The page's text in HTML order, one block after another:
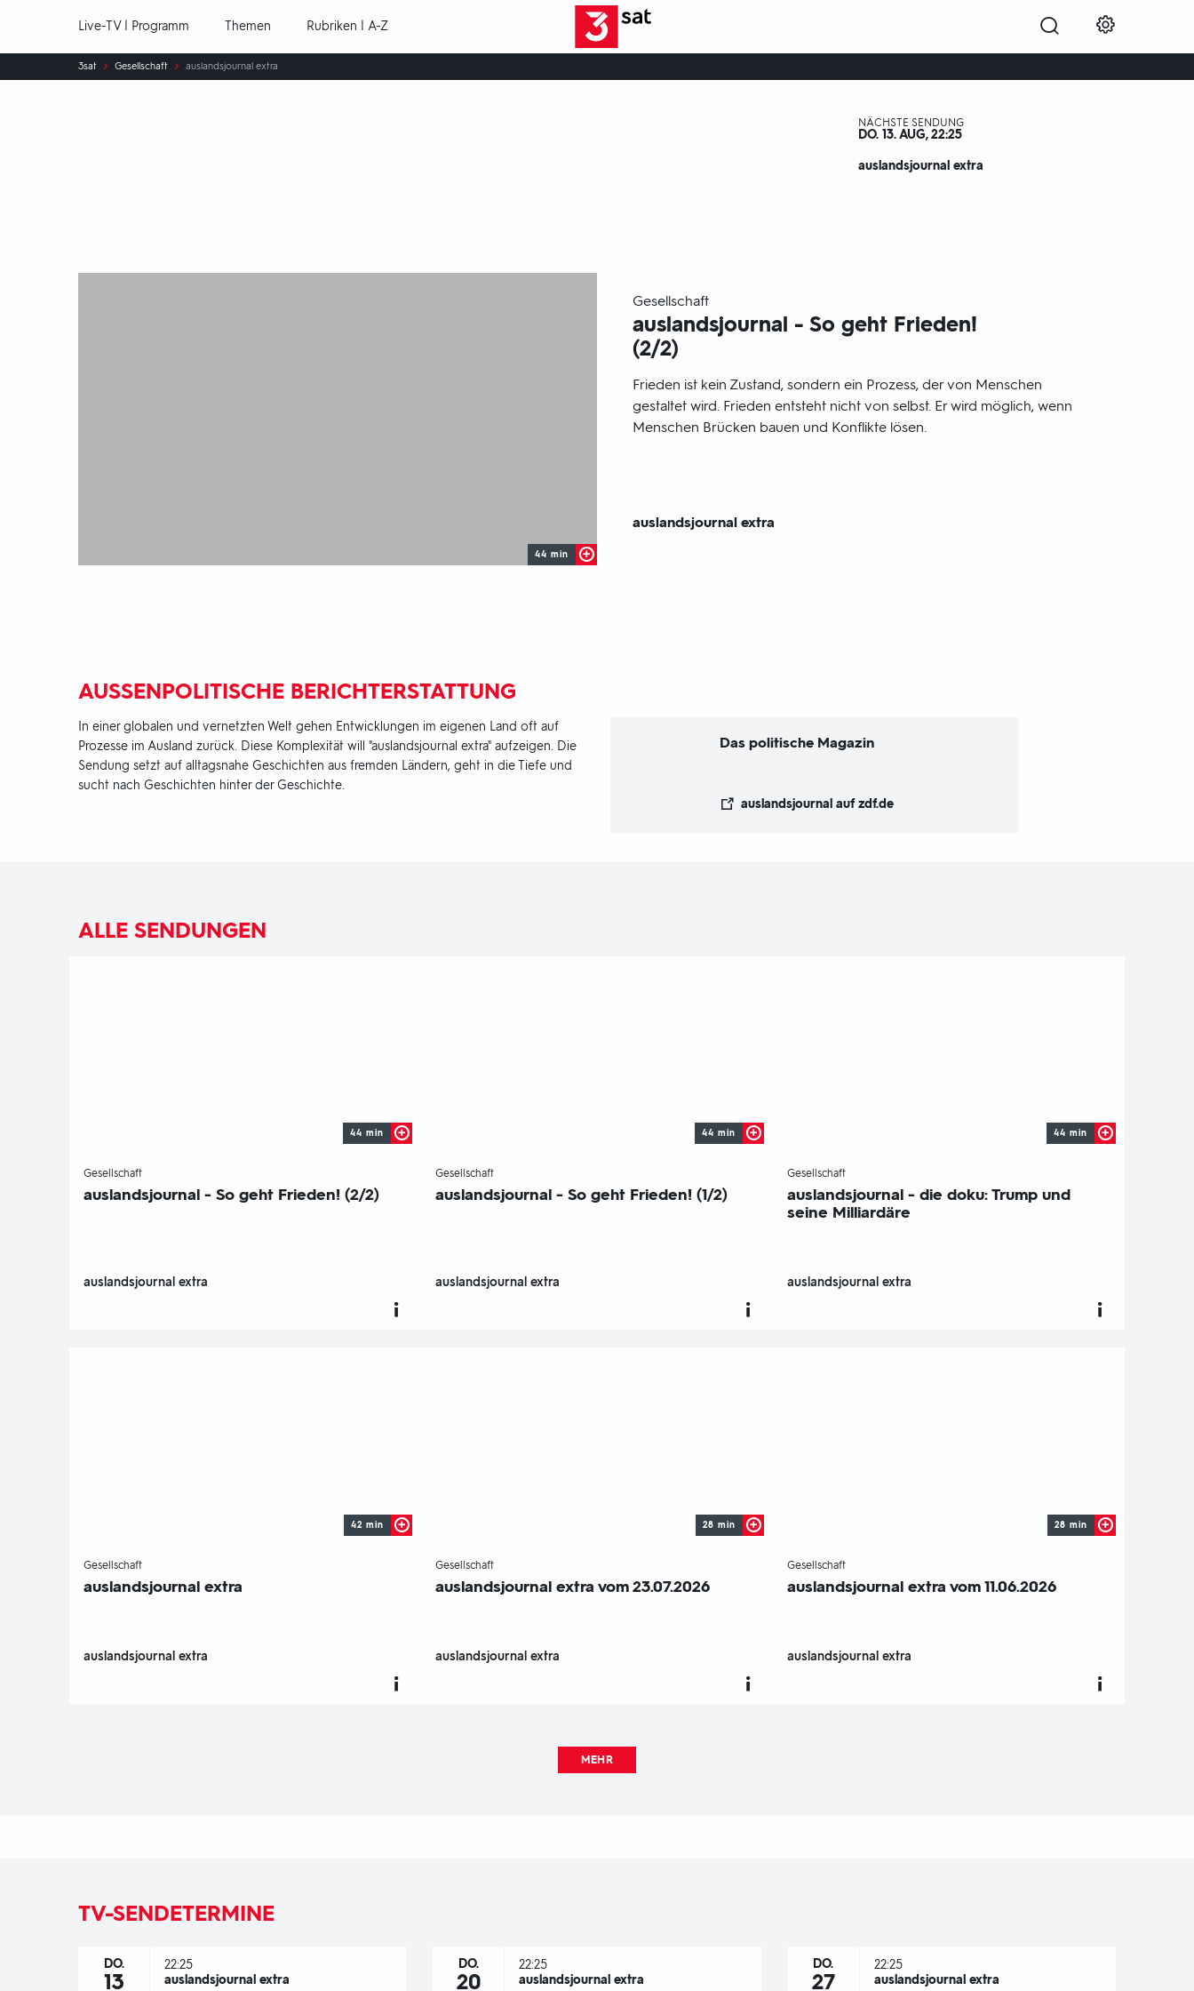
Live-TV | Programm Themen Rubriken | A-Z
Sie
sind
3sat Gesellschaft auslandsjournal extra
NÄCHSTE SENDUNG
DO. 13. AUG, 22:25
auslandsjournal extra
44 min
Gesellschaft-
auslandsjournal - So geht Frieden!
(2/2)
Frieden ist kein Zustand, sondern ein Prozess, der von Menschen
gestaltet wird. Frieden entsteht nicht von selbst. Er wird möglich, wenn
Menschen Brücken bauen und Konflikte lösen.
Sendungsbereich:
auslandsjournal extra
AUSSENPOLITISCHE BERICHTERSTATTUNG
In einer globalen und vernetzten Welt gehen Entwicklungen im eigenen Land oft auf
Prozesse im Ausland zurück. Diese Komplexität will "auslandsjournal extra" aufzeigen. Die
Sendung setzt auf alltagsnahe Geschichten aus fremden Ländern, geht in die Tiefe und
sucht nach Geschichten hinter der Geschichte.
Das politische Magazin
auslandsjournal auf zdf.de
ALLE SENDUNGEN
Gesellschaft-
auslandsjournal - So geht Frieden! (2/2)
auslandsjournal extra
44 min
Gesellschaft-
auslandsjournal - So geht Frieden! (1/2)
auslandsjournal extra
44 min
Gesellschaft-
auslandsjournal - die doku: Trump und
seine Milliardäre
auslandsjournal extra
44 min
Gesellschaft-
auslandsjournal extra
auslandsjournal extra
42 min
Gesellschaft-
auslandsjournal extra vom 23.07.2026
auslandsjournal extra
28 min
Gesellschaft-
auslandsjournal extra vom 11.06.2026
auslandsjournal extra
28 min
MEHR
TV-SENDETERMINE
DO.
13
22:25
auslandsjournal extra
DO.
20
22:25
auslandsjournal extra
DO.
27
22:25
auslandsjournal extra